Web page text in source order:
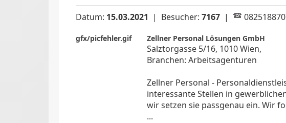
Datum: 15.03.2021 | Besucher: 7167 |
gfx/picfehler.gif Zellner Personal Lösungen GmbH
Salztorgasse 5/16, 1010 Wien,
Branchen: Arbeitsagenturen
Zellner Personal -
interessante Stellen in
wir setzen sie passgenau ein. Wir
...